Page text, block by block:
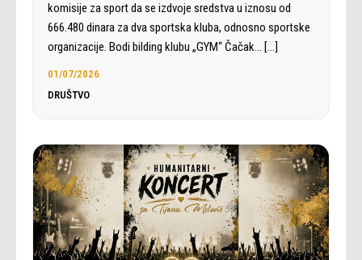
komisije za sport da se izdvoje sredstva u iznosu od
666.480 dinara za dva sportska kluba, odnosno sportske
organizacije. Bodi bilding klubu „GYM“ Čačak… […]
01/07/2026
DRUŠTVO